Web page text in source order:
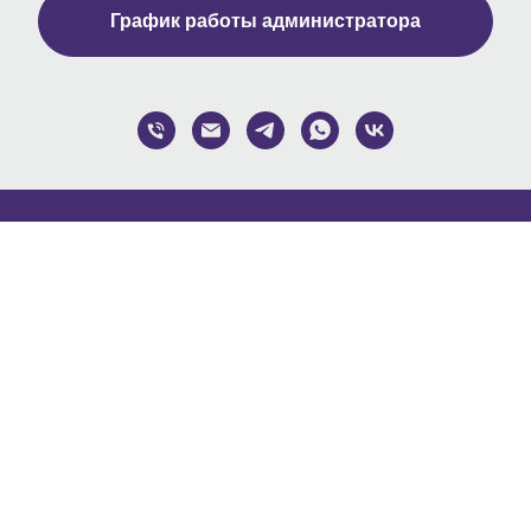
График работы администратора